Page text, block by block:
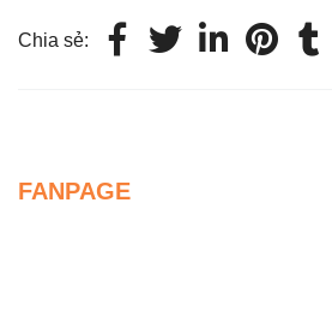
Chia sẻ:
FANPAGE